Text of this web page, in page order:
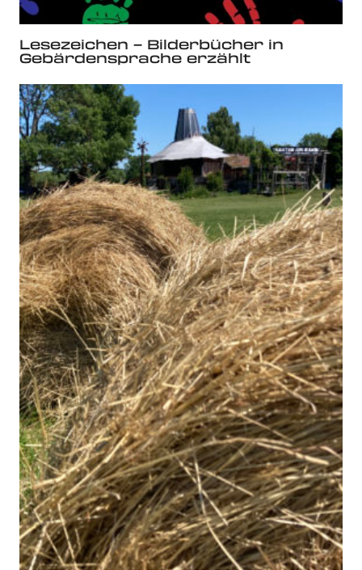
Lesezeichen – Bilderbücher in
Gebärdensprache erzählt